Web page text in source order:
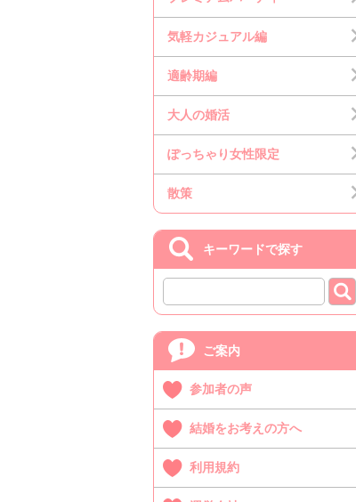
気軽カジュアル編
適齢期編
大人の婚活
ぽっちゃり女性限定
散策
キーワードで探す
ご案内
参加者の声
結婚をお考えの方へ
利用規約